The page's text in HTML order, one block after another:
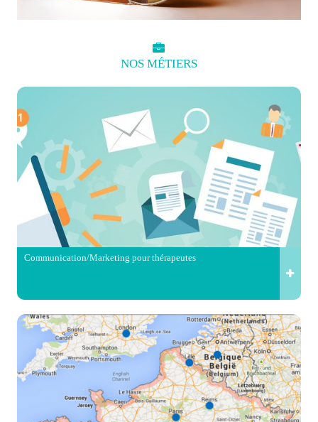
NOS MÉTIERS
Communication/Marketing pour thérapeutes